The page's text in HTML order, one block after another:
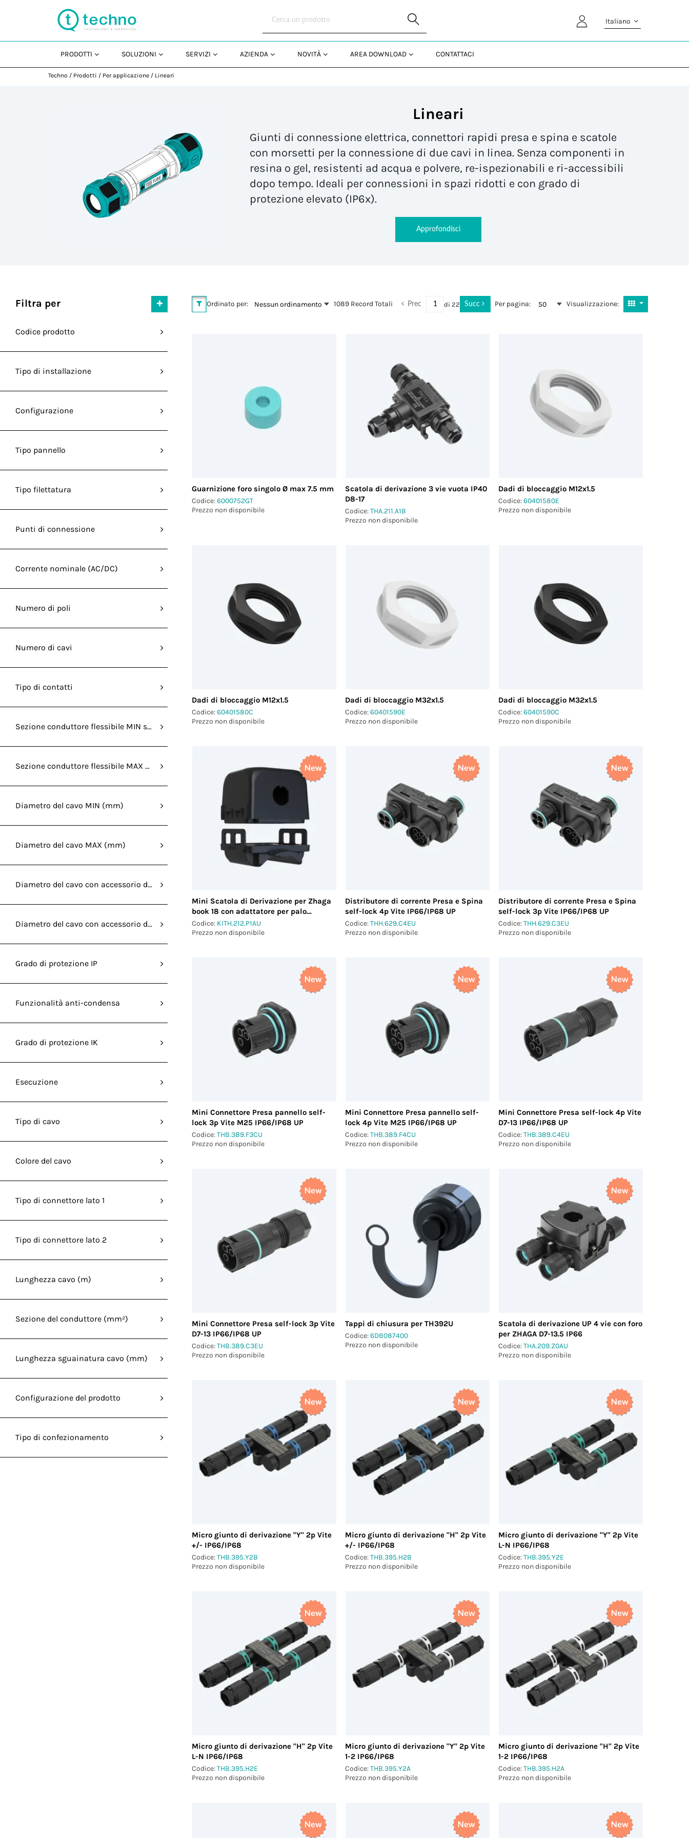
Italiano
PRODOTTI SOLUZIONI SERVIZI AZIENDA NOVITÀ AREA DOWNLOAD CONTATTACI
Techno / Prodotti / Per applicazione / Lineari
Lineari
Giunti di connessione elettrica, connettori rapidi presa e spina e scatole
con morsetti per la connessione di due cavi in linea. Senza componenti in
resina o gel, resistenti ad acqua e polvere, re-ispezionabili e ri-accessibili
dopo tempo. Ideali per connessioni in spazi ridotti e con grado di
protezione elevato (IP6x).
Approfondisci
Filtra per
Codice prodotto
Tipo di installazione
Configurazione
Tipo pannello
Tipo filettatura
Punti di connessione
Corrente nominale (AC/DC)
Numero di poli
Numero di cavi
Tipo di contatti
Sezione conduttore flessibile MIN senza capocorda (mm²)
Sezione conduttore flessibile MAX senza capocorda (mm²)
Diametro del cavo MIN (mm)
Diametro del cavo MAX (mm)
Diametro del cavo con accessorio di riduzione MIN (mm)
Diametro del cavo con accessorio di riduzione MAX (mm)
Grado di protezione IP
Funzionalità anti-condensa
Grado di protezione IK
Esecuzione
Tipo di cavo
Colore del cavo
Tipo di connettore lato 1
Tipo di connettore lato 2
Lunghezza cavo (m)
Sezione del conduttore (mm²)
Lunghezza sguainatura cavo (mm)
Configurazione del prodotto
Tipo di confezionamento
Ordinato per: Nessun ordinamento 1089 Record Totali Prec di22 Succ Per pagina: 50 Visualizzazione:
Guarnizione foro singolo Ø max 7.5 mm
Codice:6000752GT
Prezzo non disponibile
Scatola di derivazione 3 vie vuota IP40
D8-17
Codice:THA.211.A1B
Prezzo non disponibile
Dadi di bloccaggio M12x1.5
Codice:60401580E
Prezzo non disponibile
Dadi di bloccaggio M12x1.5
Codice:60401580C
Prezzo non disponibile
Dadi di bloccaggio M32x1.5
Codice:60401590E
Prezzo non disponibile
Dadi di bloccaggio M32x1.5
Codice:60401590C
Prezzo non disponibile
Mini Scatola di Derivazione per Zhaga
book 18 con adattatore per palo
(Stampato 3D)
Codice: KITH.212.P1AU
Prezzo non disponibile
Distributore di corrente Presa e Spina
self-lock 4p Vite IP66/IP68 UP
Codice:THH.629.C4EU
Prezzo non disponibile
Distributore di corrente Presa e Spina
self-lock 3p Vite IP66/IP68 UP
Codice:THH.629.C3EU
Prezzo non disponibile
Mini Connettore Presa pannello self-
lock 3p Vite M25 IP66/IP68 UP
Codice:THB.389.F3CU
Prezzo non disponibile
Mini Connettore Presa pannello self-
lock 4p Vite M25 IP66/IP68 UP
Codice:THB.389.F4CU
Prezzo non disponibile
Mini Connettore Presa self-lock 4p Vite
D7-13 IP66/IP68 UP
Codice:THB.389.C4EU
Prezzo non disponibile
Mini Connettore Presa self-lock 3p Vite
D7-13 IP66/IP68 UP
Codice:THB.389.C3EU
Prezzo non disponibile
Tappi di chiusura per TH392U
Codice:6DB087400
Prezzo non disponibile
Scatola di derivazione UP 4 vie con foro
per ZHAGA D7-13.5 IP66
Codice:THA.209.Z0AU
Prezzo non disponibile
Micro giunto di derivazione "Y" 2p Vite
+/- IP66/IP68
Codice:THB.395.Y2B
Prezzo non disponibile
Micro giunto di derivazione "H" 2p Vite
+/- IP66/IP68
Codice:THB.395.H2B
Prezzo non disponibile
Micro giunto di derivazione "Y" 2p Vite
L-N IP66/IP68
Codice:THB.395.Y2E
Prezzo non disponibile
Micro giunto di derivazione "H" 2p Vite
L-N IP66/IP68
Codice:THB.395.H2E
Prezzo non disponibile
Micro giunto di derivazione "Y" 2p Vite
1-2 IP66/IP68
Codice:THB.395.Y2A
Prezzo non disponibile
Micro giunto di derivazione "H" 2p Vite
1-2 IP66/IP68
Codice:THB.395.H2A
Prezzo non disponibile